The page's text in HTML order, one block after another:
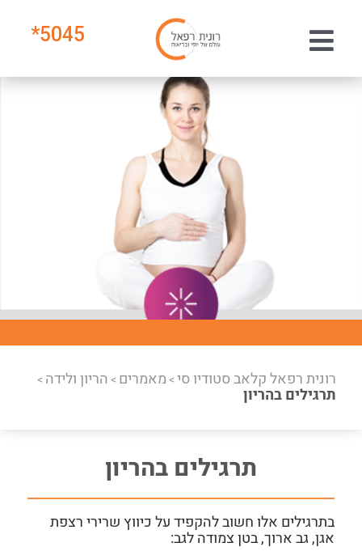
5045
*
רונית רפאל קלאב סטודיו סי>מאמרים >הריון ולידה >
תרגילים בהריון
תרגילים בהריון
בתרגילים אלו חשוב להקפיד על כיווץ שרירי רצפת
אגן, גב ארוך, בטן צמודה לגב: